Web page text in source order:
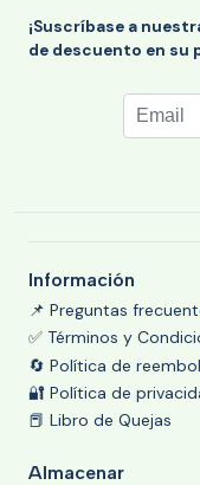
¡Suscríbase a
de descuento en su
Información
📌 Preguntas
✅ Términos y
🔄 Política de
🔐 Política de
📕 Libro de Quejas
Almacenar